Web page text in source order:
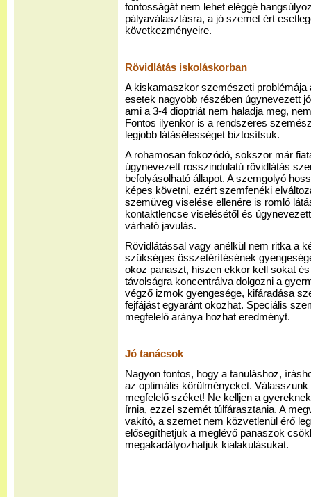
fontosságát nem lehet eléggé
pályaválasztásra, a jó szemet ért
következményeire.
Rövidlátás iskoláskorban
A kiskamaszkor szemészeti problémája
esetek nagyobb részében úgynevezett
ami a 3-4 dioptriát nem haladja meg,
Fontos ilyenkor is a rendszeres
legjobb látásélességet biztosítsuk.
A rohamosan fokozódó, sokszor már
úgynevezett rosszindulatú rövidlátás
befolyásolható állapot. A szemgolyó
képes követni, ezért szemfenéki
szemüveg viselése ellenére is romló
kontaktlencse viselésétől és
várható javulás.
Rövidlátással vagy anélkül nem ritka a
szükséges összetérítésének
okoz panaszt, hiszen ekkor kell sokat
távolságra koncentrálva dolgozni a
végző izmok gyengesége, kifáradása
fejfájást egyaránt okozhat. Speciális
megfelelő aránya hozhat eredményt.
Jó tanácsok
Nagyon fontos, hogy a tanuláshoz,
az optimális körülményeket.
megfelelő széket! Ne kelljen a
írnia, ezzel szemét túlfárasztania. A
vakító, a szemet nem közvetlenül érő
elősegíthetjük a meglévő panaszok
megakadályozhatjuk kialakulásukat.